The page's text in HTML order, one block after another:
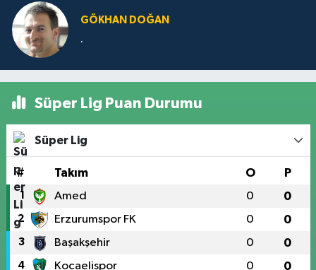
GÖKHAN DOĞAN
.
Süper Lig Puan Durumu
Süper Lig
# Takım O P
1 Amed 0 0
2 Erzurumspor FK 0 0
3 Başakşehir 0 0
4 Kocaelispor 0 0